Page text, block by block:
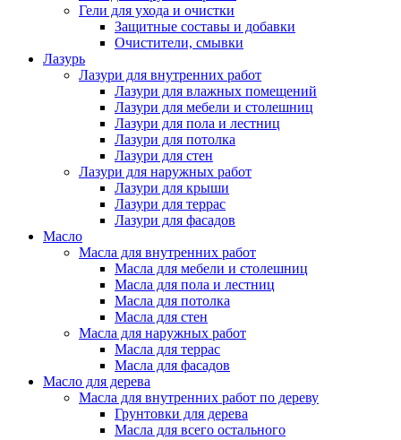
Гели для ухода и очистки
Защитные составы и добавки
Очистители, смывки
Лазурь
Лазури для внутренних работ
Лазури для влажных помещений
Лазури для мебели и столешниц
Лазури для пола и лестниц
Лазури для потолка
Лазури для стен
Лазури для наружных работ
Лазури для крыши
Лазури для террас
Лазури для фасадов
Масло
Масла для внутренних работ
Масла для мебели и столешниц
Масла для пола и лестниц
Масла для потолка
Масла для стен
Масла для наружных работ
Масла для террас
Масла для фасадов
Масло для дерева
Масла для внутренних работ по дереву
Грунтовки для дерева
Масла для всего остального